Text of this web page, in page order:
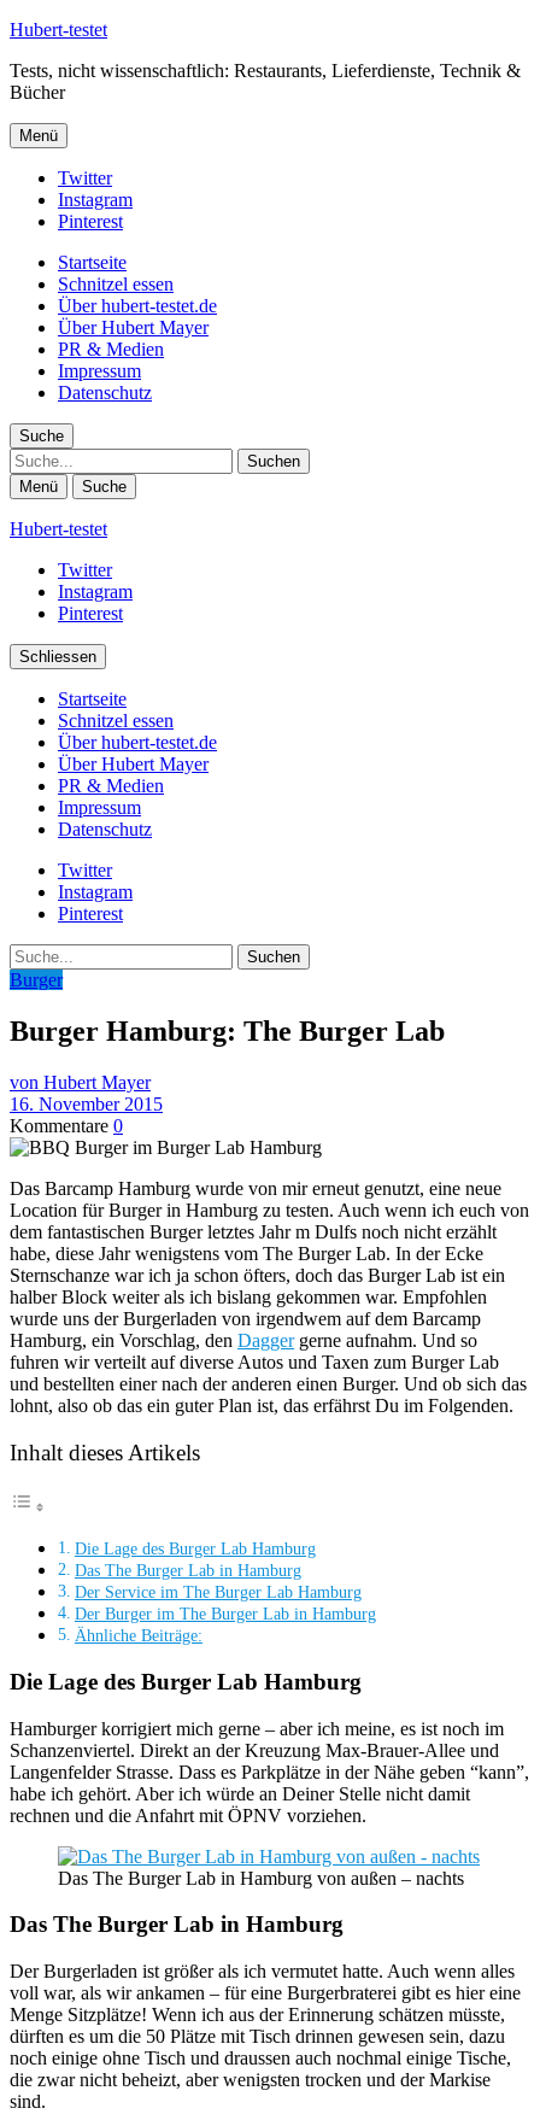
Hubert-testet
Tests, nicht wissenschaftlich: Restaurants, Lieferdienste, Technik &
Bücher
Menü
Twitter
Instagram
Pinterest
Startseite
Schnitzel essen
Über hubert-testet.de
Über Hubert Mayer
PR & Medien
Impressum
Datenschutz
Suche
Suche
Menü Suche
Hubert-testet
Twitter
Instagram
Pinterest
Schliessen
Startseite
Schnitzel essen
Über hubert-testet.de
Über Hubert Mayer
PR & Medien
Impressum
Datenschutz
Twitter
Instagram
Pinterest
Suche
Burger
Burger Hamburg: The Burger Lab
von Hubert Mayer
16. November 2015
Kommentare 0
Das Barcamp Hamburg wurde von mir erneut genutzt, eine neue
Location für Burger in Hamburg zu testen. Auch wenn ich euch von
dem fantastischen Burger letztes Jahr m Dulfs noch nicht erzählt
habe, diese Jahr wenigstens vom The Burger Lab. In der Ecke
Sternschanze war ich ja schon öfters, doch das Burger Lab ist ein
halber Block weiter als ich bislang gekommen war. Empfohlen
wurde uns der Burgerladen von irgendwem auf dem Barcamp
Hamburg, ein Vorschlag, den Daggergerne aufnahm. Und so
fuhren wir verteilt auf diverse Autos und Taxen zum Burger Lab
und bestellten einer nach der anderen einen Burger. Und ob sich das
lohnt, also ob das ein guter Plan ist, das erfährst Du im Folgenden.
Inhalt dieses Artikels
Die Lage des Burger Lab Hamburg
Das The Burger Lab in Hamburg
Der Service im The Burger Lab Hamburg
Der Burger im The Burger Lab in Hamburg
Ähnliche Beiträge:
Die Lage des Burger Lab Hamburg
Hamburger korrigiert mich gerne – aber ich meine, es ist noch im
Schanzenviertel. Direkt an der Kreuzung Max-Brauer-Allee und
Langenfelder Strasse. Dass es Parkplätze in der Nähe geben “kann”,
habe ich gehört. Aber ich würde an Deiner Stelle nicht damit
rechnen und die Anfahrt mit ÖPNV vorziehen.
Das The Burger Lab in Hamburg von außen – nachts
Das The Burger Lab in Hamburg
Der Burgerladen ist größer als ich vermutet hatte. Auch wenn alles
voll war, als wir ankamen – für eine Burgerbraterei gibt es hier eine
Menge Sitzplätze! Wenn ich aus der Erinnerung schätzen müsste,
dürften es um die 50 Plätze mit Tisch drinnen gewesen sein, dazu
noch einige ohne Tisch und draussen auch nochmal einige Tische,
die zwar nicht beheizt, aber wenigsten trocken und der Markise
sind.